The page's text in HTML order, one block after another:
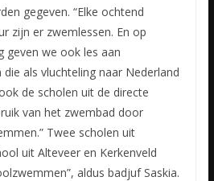
gegeven. “Elke ochtend
zijn er zwemlessen. En op
geven we ook les aan
als vluchteling naar Nederland
de scholen uit de directe
van het zwembad door
Twee scholen uit
uit Alteveer en Kerkenveld
aldus badjuf Saskia.